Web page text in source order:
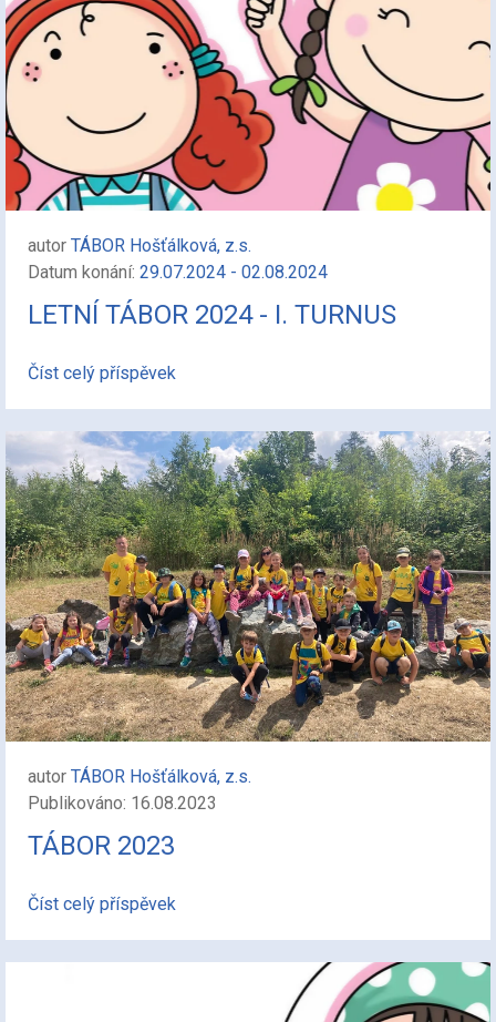
autor TÁBOR Hošťálková, z.s.
Datum konání: 29.07.2024 - 02.08.2024
LETNÍ TÁBOR 2024 - I. TURNUS
Číst celý příspěvek
autor TÁBOR Hošťálková, z.s.
Publikováno: 16.08.2023
TÁBOR 2023
Číst celý příspěvek